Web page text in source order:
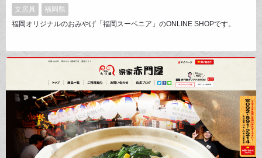
文房具
福岡県
福岡オリジナルのおみやげ「福岡スーベニア」のONLINE SHOPです。